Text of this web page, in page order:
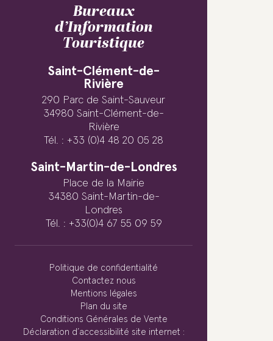
Bureaux
d’Information
Touristique
Saint-Clément-de-
Rivière
290 Parc de Saint-Sauveur
34980 Saint-Clément-de-
Rivière
Tél. : +33 (0)4 48 20 05 28
Saint-Martin-de-Londres
Place de la Mairie
34380 Saint-Martin-de-
Londres
Tél. : +33(0)4 67 55 09 59
Politique de confidentialité
Contactez nous
Mentions légales
Plan du site
Conditions Générales de Vente
Déclaration d’accessibilité site internet :